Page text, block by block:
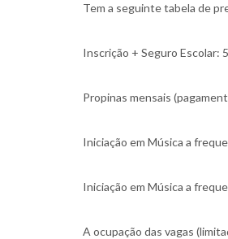
Tem a seguinte tabela de
Inscrição + Seguro Escolar:
Propinas mensais
Iniciação em Música a
Iniciação em Música a
A ocupação das vagas